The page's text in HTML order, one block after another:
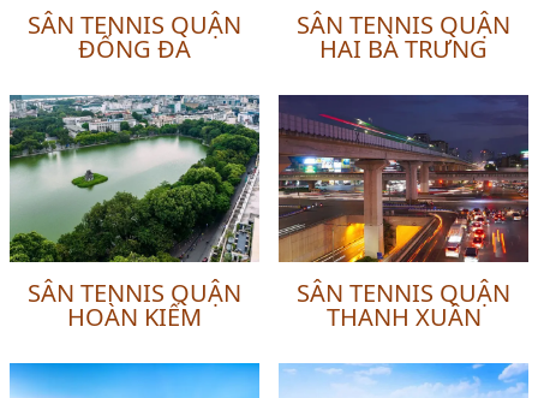
SÂN TENNIS QUẬN
ĐỐNG ĐA
SÂN TENNIS QUẬN
HAI BÀ TRƯNG
SÂN TENNIS QUẬN
HOÀN KIẾM
SÂN TENNIS QUẬN
THANH XUÂN